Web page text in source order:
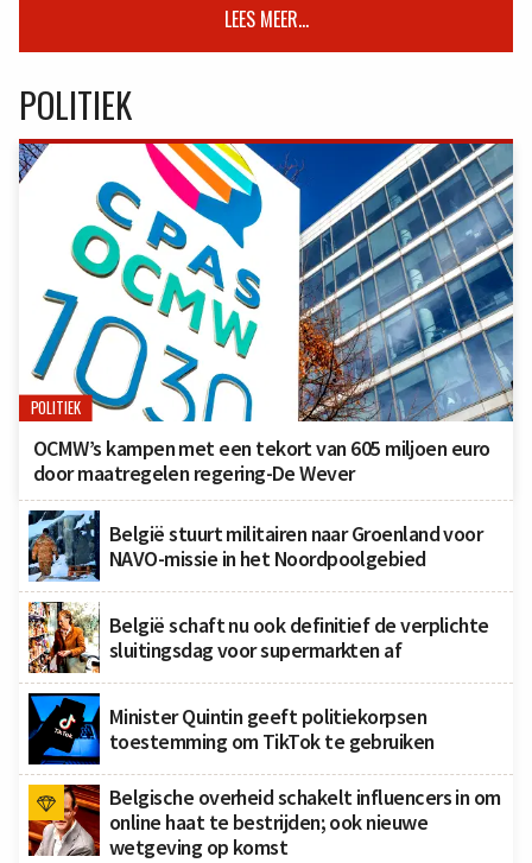
LEES MEER...
POLITIEK
POLITIEK
OCMW’s kampen met een tekort van 605 miljoen euro
door maatregelen regering-De Wever
België stuurt militairen naar Groenland voor
NAVO-missie in het Noordpoolgebied
België schaft nu ook definitief de verplichte
sluitingsdag voor supermarkten af
Minister Quintin geeft politiekorpsen
toestemming om TikTok te gebruiken
Belgische overheid schakelt influencers in om
online haat te bestrijden; ook nieuwe
wetgeving op komst